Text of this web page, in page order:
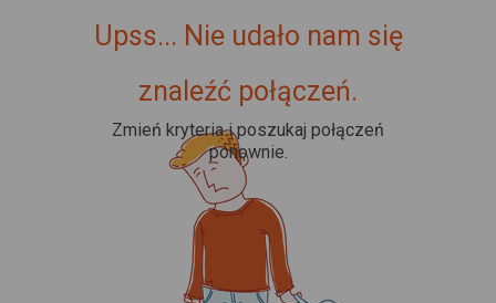
Upss... Nie udało nam się
znaleźć połączeń.
Zmień kryteria i poszukaj połączeń
ponownie.